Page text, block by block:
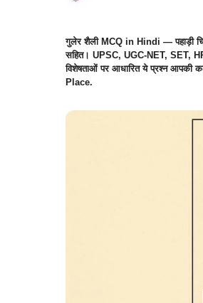
गुलेर शैली MCQ in Hindi — पहाड़ी
सहित। UPSC, UGC-NET, SET,
विशेषताओं पर आधारित ये प्रश्न
Place.